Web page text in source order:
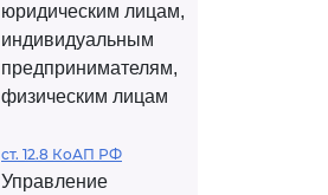
юридическим лицам,
индивидуальным
предпринимателям,
физическим лицам
ст. 12.8 КоАП РФ
Управление